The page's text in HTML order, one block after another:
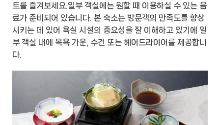
트를 즐겨보세요.일부 객실에는 원할 때 이용하실 수 있는 음
료가 준비되어 있습니다. 본 숙소는 방문객의 만족도를 향상
시키는 데 있어 욕실 시설의 중요성을 잘 이해하고 있기에 일
부 객실 내에 목욕 가운, 수건 또는 헤어드라이어를 제공합니
다.